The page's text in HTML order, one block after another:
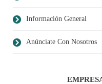
Información General
Anúnciate Con Nosotros